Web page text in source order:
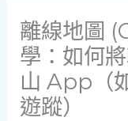
離線地圖
學：如何
山 App（
遊蹤）